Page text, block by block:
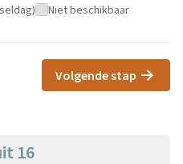
Niet beschikbaar
Volgende stap
16